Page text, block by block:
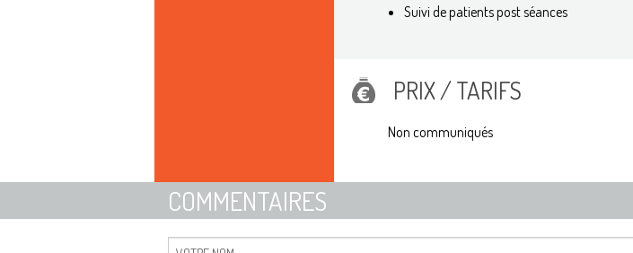
Suivi de patients post séances
PRIX / TARIFS
Non communiqués
COMMENTAIRES